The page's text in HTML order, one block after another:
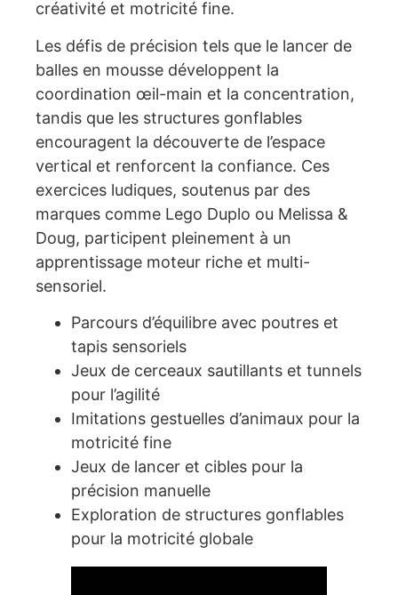
créativité et motricité fine.
Les défis de précision tels que le lancer de
balles en mousse développent la
coordination œil-main et la concentration,
tandis que les structures gonflables
encouragent la découverte de l’espace
vertical et renforcent la confiance. Ces
exercices ludiques, soutenus par des
marques comme Lego Duplo ou Melissa &
Doug, participent pleinement à un
apprentissage moteur riche et multi-
sensoriel.
Parcours d’équilibre avec poutres et
tapis sensoriels
Jeux de cerceaux sautillants et tunnels
pour l’agilité
Imitations gestuelles d’animaux pour la
motricité fine
Jeux de lancer et cibles pour la
précision manuelle
Exploration de structures gonflables
pour la motricité globale